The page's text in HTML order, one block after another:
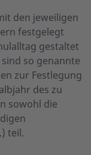
den jeweiligen
festgelegt
gestaltet
so genannte
zur Festlegung
des zu
sowohl die
teil.